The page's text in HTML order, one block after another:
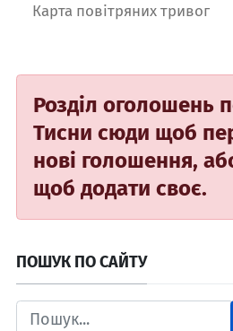
Карта повітряних тривог
Розділ оголошень
Тисни сюди щоб
нові голошення,
щоб додати своє.
ПОШУК ПО САЙТУ